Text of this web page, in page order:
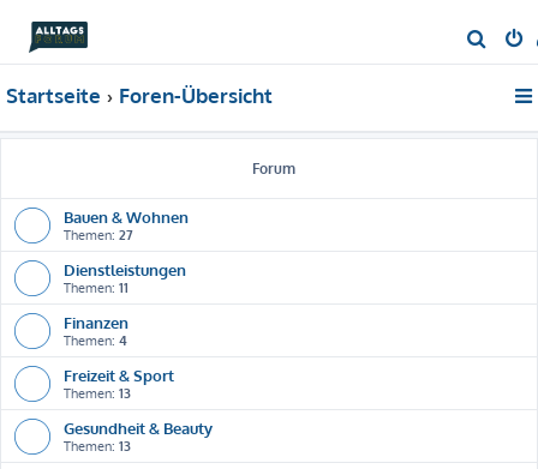
u
Startseite Foren-Übersicht
Forum
Bauen & Wohnen
Themen: 27
Dienstleistungen
Themen: 11
Finanzen
Themen: 4
Freizeit & Sport
Themen: 13
Gesundheit & Beauty
Themen: 13